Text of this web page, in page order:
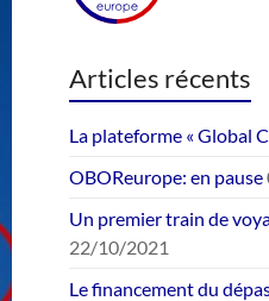
Articles récents
La plateforme « Global
OBOReurope: en pause
Un premier train de
22/10/2021
Le financement du